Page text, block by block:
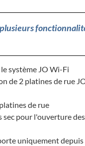
plusieurs
système JO Wi-Fi
de 2 platines de rue
de rue
sec pour l'ouverture
uniquement